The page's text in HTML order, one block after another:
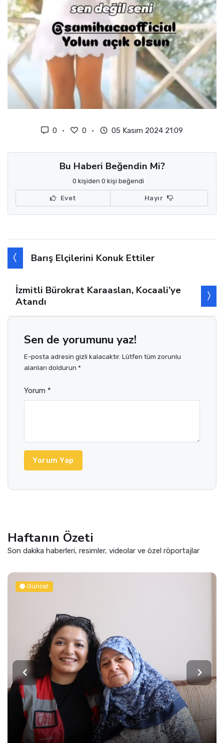
0 0 05 Kasım 2024 21:09
Bu Haberi Beğendin Mi?
0 kişiden 0 kişi beğendi
Evet Hayır
Barış Elçilerini Konuk Ettiler
İzmitli Bürokrat Karaaslan, Kocaali’ye
Atandı
Sen de yorumunu yaz!
E-posta adresin gizli kalacaktır. Lütfen tüm zorunlu
alanları doldurun *
Yorum *
Yorum Yap
Haftanın Özeti
Son dakika haberleri, resimler, videolar ve özel röportajlar
Güncel